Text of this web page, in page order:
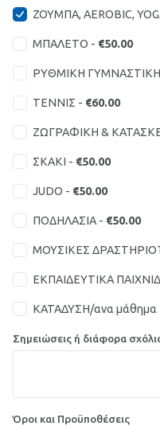
ΖΟΥΜΠΑ, AEROBIC,
ΜΠΑΛΕΤΟ - €50.00
ΡΥΘΜΙΚΗ
ΤΕΝΝΙΣ - €60.00
ΖΩΓΡΑΦΙΚΗ &
ΣΚΑΚΙ - €50.00
JUDO - €50.00
ΠΟΔΗΛΑΣΙΑ - €50.00
ΜΟΥΣΙΚΕΣ
ΕΚΠΑΙΔΕΥΤΙΚΑ
ΚΑΤΑΔΥΣΗ/ανα μάθημα
Σημειώσεις ή διάφορα
Όροι και Προϋποθέσεις